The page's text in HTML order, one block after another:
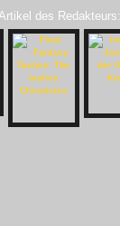
des Redakteurs: